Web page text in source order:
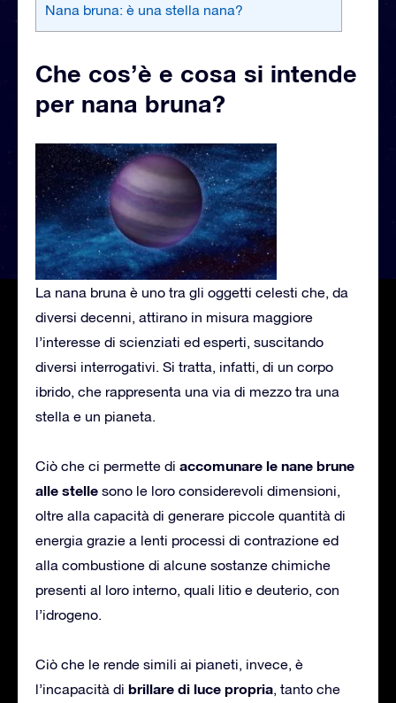
Nana bruna: è una stella nana?
Che cos’è e cosa si intende
per nana bruna?
La nana bruna è uno tra gli oggetti celesti che, da
diversi decenni, attirano in misura maggiore
l’interesse di scienziati ed esperti, suscitando
diversi interrogativi. Si tratta, infatti, di un corpo
ibrido, che rappresenta una via di mezzo tra una
stella e un pianeta.
Ciò che ci permette di accomunare le nane brune
alle stelle sono le loro considerevoli dimensioni,
oltre alla capacità di generare piccole quantità di
energia grazie a lenti processi di contrazione ed
alla combustione di alcune sostanze chimiche
presenti al loro interno, quali litio e deuterio, con
l’idrogeno.
Ciò che le rende simili ai pianeti, invece, è
l’incapacità di brillare di luce propria, tanto che